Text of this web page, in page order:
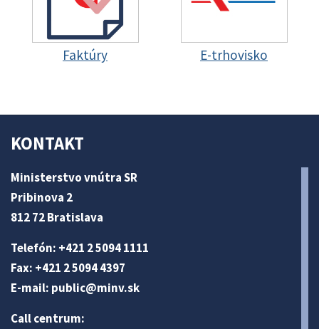
Faktúry E-trhovisko
KONTAKT
Ministerstvo vnútra SR
Pribinova 2
812 72 Bratislava
Telefón: +421 2 5094 1111
Fax: +421 2 5094 4397
E-mail: public@minv.sk
Call centrum: